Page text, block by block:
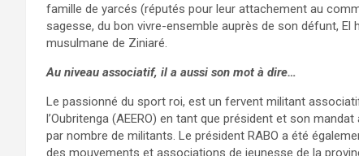
famille de yarcés (réputés pour leur attachement au
sagesse, du bon vivre-ensemble auprès de son défunt,
musulmane de Ziniaré.
Au niveau associatif, il a aussi son mot à dire…
Le passionné du sport roi, est un fervent militant
l’Oubritenga (AEERO) en tant que président et son
par nombre de militants. Le président RABO a été
des mouvements et associations de jeunesse de la